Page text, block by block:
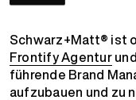
Schwarz+Matt® ist
Frontify Agentur
führende Brand
aufzubauen und zu